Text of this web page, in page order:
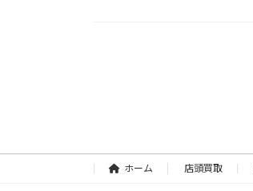
ペ
ホーム 店頭買取